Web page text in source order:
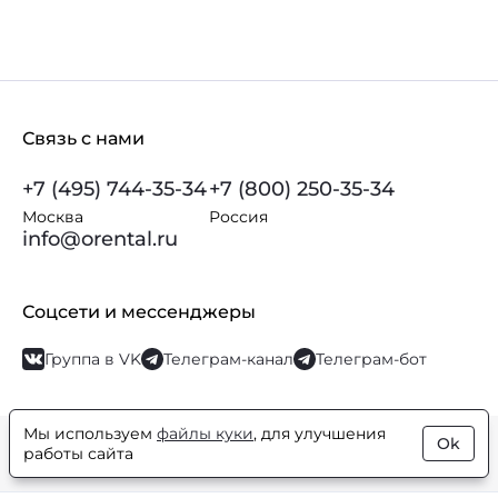
Связь с нами
+7 (495) 744-35-34
Москва
+7 (800) 250-35-34
Россия
info@orental.ru
Соцсети и мессенджеры
Группа в VK Телеграм-канал Телеграм-бот
© Orental.ru 2007–2026Интернет-магазин парфюмерии и
косметики
Мы используем файлы куки, для улучшения
работы сайта
Ok